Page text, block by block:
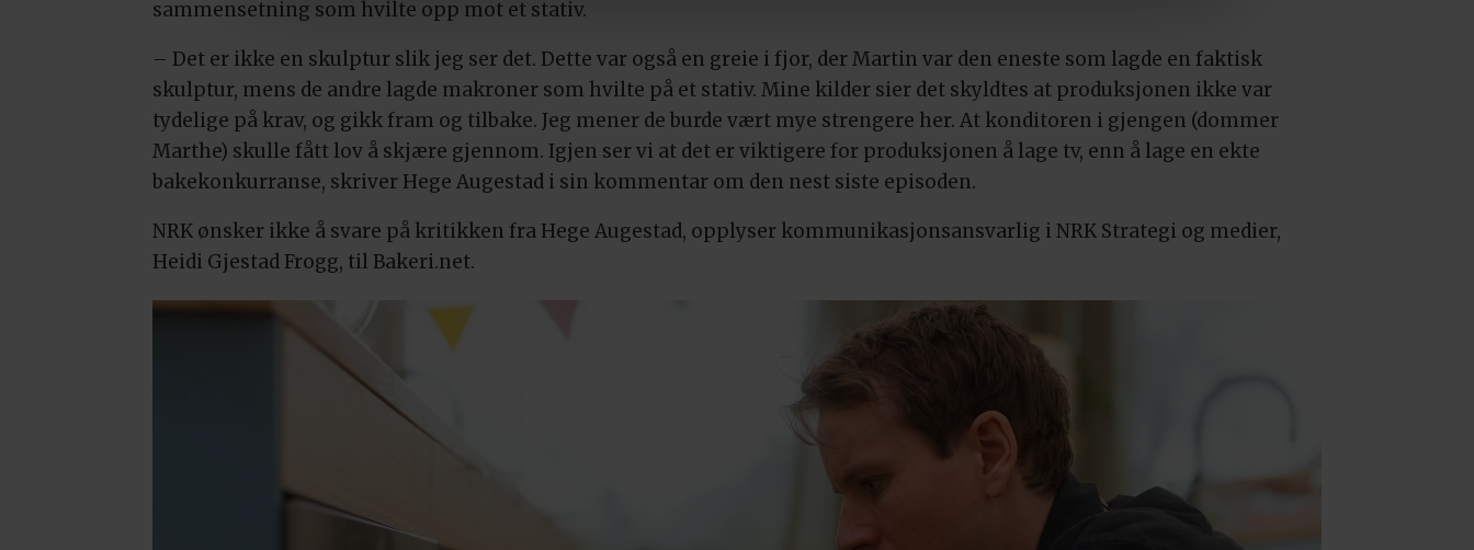
sammensetning som hvilte opp mot et stativ.
– Det er ikke en skulptur slik jeg ser det. Dette var også en greie i fjor, der Martin var den eneste som lagde en faktisk
skulptur, mens de andre lagde makroner som hvilte på et stativ. Mine kilder sier det skyldtes at produksjonen ikke var
tydelige på krav, og gikk fram og tilbake. Jeg mener de burde vært mye strengere her. At konditoren i gjengen (dommer
Marthe) skulle fått lov å skjære gjennom. Igjen ser vi at det er viktigere for produksjonen å lage tv, enn å lage en ekte
bakekonkurranse, skriver Hege Augestad i sin kommentar om den nest siste episoden.
NRK ønsker ikke å svare på kritikken fra Hege Augestad, opplyser kommunikasjonsansvarlig i NRK Strategi og medier,
Heidi Gjestad Frogg, til Bakeri.net.